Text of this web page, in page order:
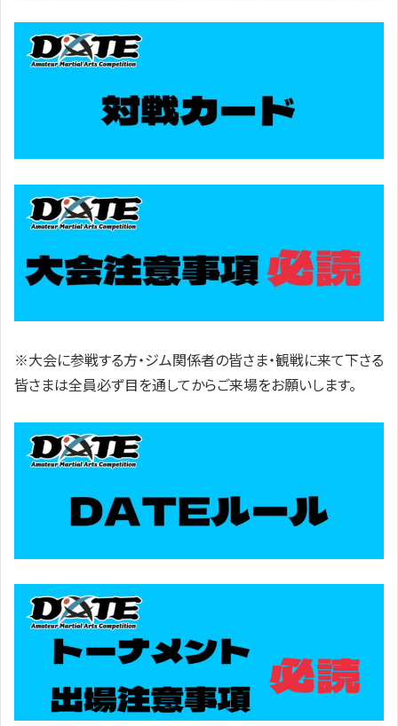
※大会に参戦する方・ジム関係者の皆さま・観戦に来て下さる
皆さまは全員必ず目を通してからご来場をお願いします。